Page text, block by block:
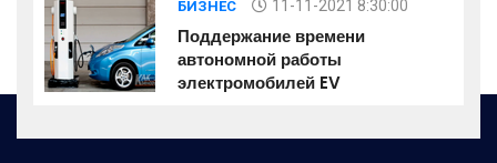
БИЗНЕС 11-11-2021 8:30:00
Поддержание времени
автономной работы
электромобилей EV